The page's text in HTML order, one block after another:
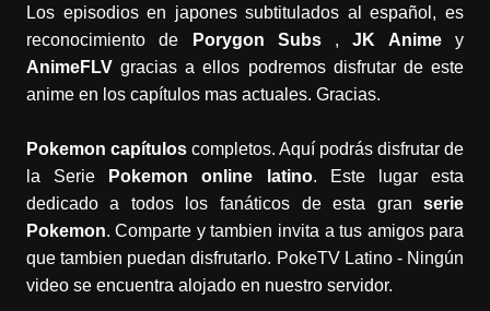
Los episodios en japones subtitulados al español, es
reconocimiento de
Porygon Subs,JK Animey
AnimeFLVgracias a ellos podremos disfrutar de este
anime en los capítulos mas actuales. Gracias.
Pokemon capítuloscompletos. Aquí podrás disfrutar de
la Serie
Pokemon online latino. Este lugar esta
dedicado a todos los fanáticos de esta granserie
Pokemon. Comparte y tambien invita a tus amigos para
que tambien puedan disfrutarlo. PokeTV Latino - Ningún
video se encuentra alojado en nuestro servidor.